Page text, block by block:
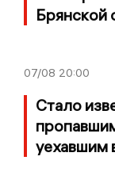
Брянской
07/08 20:00
Стало
уехавшим